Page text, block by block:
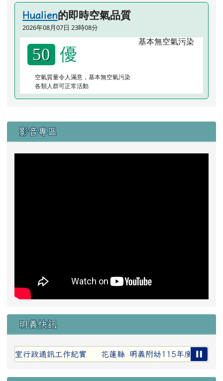
Hualien的即時空氣品質
2026年08月07日 23時08分
50 優
空氣質量令人滿意，基本無空氣污染
各類人群可正常活動
右邊區域內容
影音專區
明義快訊
室行政通訊工作紀實 花蓮縣 明義附幼115年度新生報名